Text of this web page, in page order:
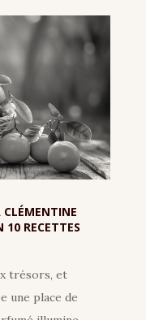
CLÉMENTINE
10 RECETTES
trésors, et
une place de